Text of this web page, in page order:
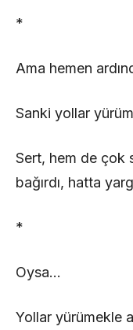
*
Ama hemen
Sanki yollar
Sert, hem de çok
bağırdı, hatta
*
Oysa…
Yollar yürümekle